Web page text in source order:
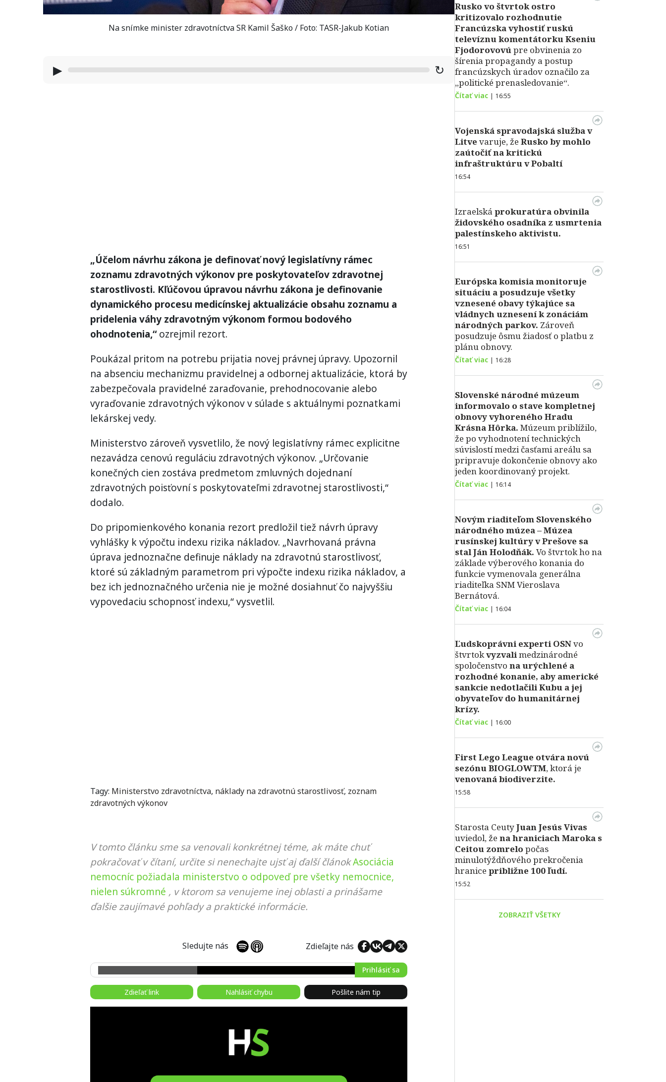
Na snímke minister zdravotníctva SR Kamil Šaško / Foto: TASR-Jakub Kotian
▶ ↻
„Účelom návrhu zákona je definovať nový legislatívny rámec
zoznamu zdravotných výkonov pre poskytovateľov zdravotnej
starostlivosti. Kľúčovou úpravou návrhu zákona je definovanie
dynamického procesu medicínskej aktualizácie obsahu zoznamu a
pridelenia váhy zdravotným výkonom formou bodového
ohodnotenia,“ozrejmil rezort.
Poukázal pritom na potrebu prijatia novej právnej úpravy. Upozornil
na absenciu mechanizmu pravidelnej a odbornej aktualizácie, ktorá by
zabezpečovala pravidelné zaraďovanie, prehodnocovanie alebo
vyraďovanie zdravotných výkonov v súlade s aktuálnymi poznatkami
lekárskej vedy.
Ministerstvo zároveň vysvetlilo, že nový legislatívny rámec explicitne
nezavádza cenovú reguláciu zdravotných výkonov. „Určovanie
konečných cien zostáva predmetom zmluvných dojednaní
zdravotných poisťovní s poskytovateľmi zdravotnej starostlivosti,“
dodalo.
Do pripomienkového konania rezort predložil tiež návrh úpravy
vyhlášky k výpočtu indexu rizika nákladov. „Navrhovaná právna
úprava jednoznačne definuje náklady na zdravotnú starostlivosť,
ktoré sú základným parametrom pri výpočte indexu rizika nákladov, a
bez ich jednoznačného určenia nie je možné dosiahnuť čo najvyššiu
vypovedaciu schopnosť indexu,“ vysvetlil.
Tagy: Ministerstvo zdravotníctva, náklady na zdravotnú starostlivosť, zoznam
zdravotných výkonov
V tomto článku sme sa venovali konkrétnej téme, ak máte chuť
pokračovať v čítaní, určite si nenechajte ujsť aj ďalší článokAsociácia
nemocníc požiadala ministerstvo o odpoveď pre všetky nemocnice,
nielen súkromné , v ktorom sa venujeme inej oblasti a prinášame
ďalšie zaujímavé pohľady a praktické informácie.
Sledujte nás Zdieľajte nás
Prihlásiť sa
Zdieľať link Nahlásiť chybu Pošlite nám tip
Rusko vo štvrtok ostro
kritizovalo rozhodnutie
Francúzska vyhostiť ruskú
televíznu komentátorku Kseniu
Fjodorovovúpre obvinenia zo
šírenia propagandy a postup
francúzskych úradov označilo za
„politické prenasledovanie“.
Čítať viac | 16:55
Vojenská spravodajská služba v
Litve varuje, že Rusko by mohlo
zaútočiť na kritickú
infraštruktúru v Pobaltí
16:54
Izraelská prokuratúra obvinila
židovského osadníka z usmrtenia
palestínskeho aktivistu.
16:51
Európska komisia monitoruje
situáciu a posudzuje všetky
vznesené obavy týkajúce sa
vládnych uznesení k zonáciám
národných parkov. Zároveň
posudzuje ôsmu žiadosť o platbu z
plánu obnovy.
Čítať viac | 16:28
Slovenské národné múzeum
informovalo o stave kompletnej
obnovy vyhoreného Hradu
Krásna Hôrka. Múzeum priblížilo,
že po vyhodnotení technických
súvislostí medzi časťami areálu sa
pripravuje dokončenie obnovy ako
jeden koordinovaný projekt.
Čítať viac | 16:14
Novým riaditeľom Slovenského
národného múzea – Múzea
rusínskej kultúry v Prešove sa
stal Ján Holodňák. Vo štvrtok ho na
základe výberového konania do
funkcie vymenovala generálna
riaditeľka SNM Vieroslava
Bernátová.
Čítať viac | 16:04
Ľudskoprávni experti OSNvo
štvrtokvyzvalimedzinárodné
spoločenstvo na urýchlené a
rozhodné konanie, aby americké
sankcie nedotlačili Kubu a jej
obyvateľov do humanitárnej
krízy.
Čítať viac | 16:00
First Lego League otvára novú
sezónu BIOGLOWTM, ktorá je
venovaná biodiverzite.
15:58
Starosta CeutyJuan Jesús Vivas
uviedol, že na hraniciach Maroka s
Ceitou zomrelo počas
minulotýždňového prekročenia
hranice približne 100 ľudí.
15:52
ZOBRAZIŤ VŠETKY